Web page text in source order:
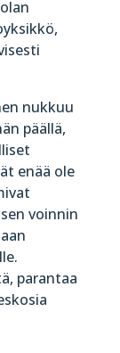
nukkuu
päällä,
enää ole
voinnin
parantaa